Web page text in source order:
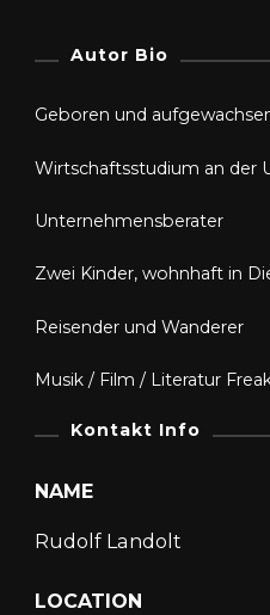
Autor Bio
Geboren und
Wirtschaftsstudium an der
Unternehmensberater
Zwei Kinder, wohnhaft in
Reisender und Wanderer
Musik / Film / Literatur
Kontakt Info
NAME
Rudolf Landolt
LOCATION